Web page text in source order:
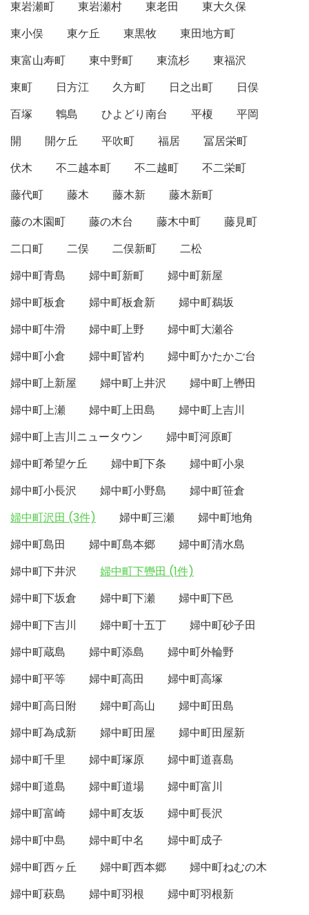
東岩瀬町 東岩瀬村 東老田
東大久保
東小俣
東ケ丘 東黒牧
東田地方町
東富山寿町
東中野町 東流杉
東福沢
東町
日方江 久方町 日之出町
日俣
百塚
鵯島 ひよどり南台 平榎
平岡
開
開ケ丘 平吹町 福居
冨居栄町
伏木
不二越本町 不二越町
不二栄町
藤代町
藤木 藤木新
藤木新町
藤の木園町
藤の木台 藤木中町
藤見町
二口町
二俣 二俣新町
二松
婦中町青島
婦中町新町
婦中町新屋
婦中町板倉
婦中町板倉新
婦中町鵜坂
婦中町牛滑
婦中町上野
婦中町大瀬谷
婦中町小倉
婦中町皆杓
婦中町かたかご台
婦中町上新屋
婦中町上井沢
婦中町上轡田
婦中町上瀬
婦中町上田島
婦中町上吉川
婦中町上吉川ニュータウン
婦中町河原町
婦中町希望ケ丘
婦中町下条
婦中町小泉
婦中町小長沢
婦中町小野島
婦中町笹倉
婦中町沢田 (3件)
婦中町三瀬
婦中町地角
婦中町島田
婦中町島本郷
婦中町清水島
婦中町下井沢
婦中町下轡田 (1件)
婦中町下坂倉
婦中町下瀬
婦中町下邑
婦中町下吉川
婦中町十五丁
婦中町砂子田
婦中町蔵島
婦中町添島
婦中町外輪野
婦中町平等
婦中町高田
婦中町高塚
婦中町高日附
婦中町高山
婦中町田島
婦中町為成新
婦中町田屋
婦中町田屋新
婦中町千里
婦中町塚原
婦中町道喜島
婦中町道島
婦中町道場
婦中町富川
婦中町富崎
婦中町友坂
婦中町長沢
婦中町中島
婦中町中名
婦中町成子
婦中町西ヶ丘
婦中町西本郷
婦中町ねむの木
婦中町萩島
婦中町羽根
婦中町羽根新